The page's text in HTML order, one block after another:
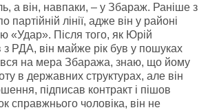
а він, навпаки, – у Збараж. Раніше з
партійній лінії, адже він у районі
«Удар». Після того, як Юрій
з РДА, він майже рік був у пошуках
на мера Збаража, знаю, що йому
в державних структурах, але він
підписав контракт і пішов
справжнього чоловіка, він не